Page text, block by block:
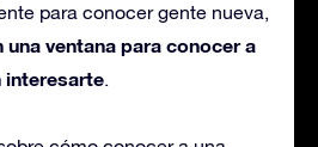
para conocer gente nueva,
ventana para conocer a
interesarte.